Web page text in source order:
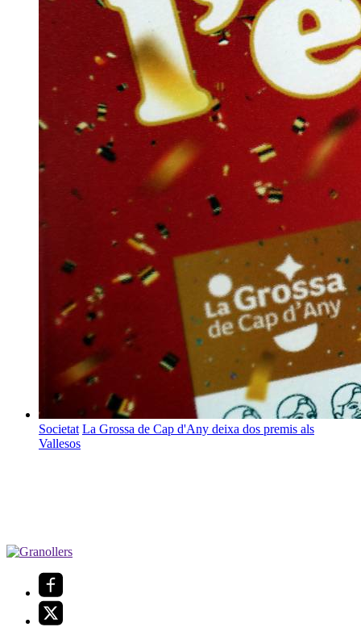
Societat La Grossa de Cap d'Any deixa dos premis als
Vallesos